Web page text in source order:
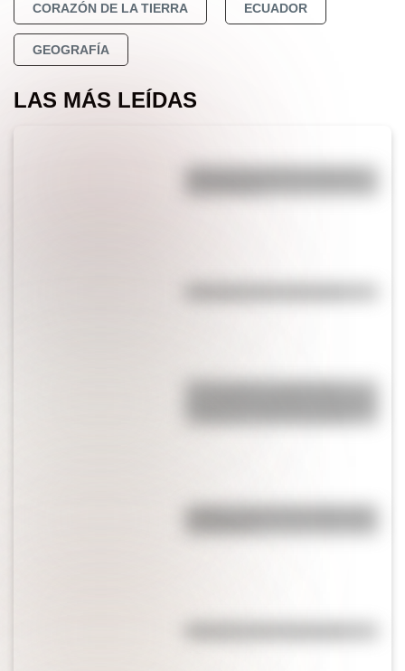
CORAZÓN DE LA TIERRA ECUADOR
GEOGRAFÍA
LAS MÁS LEÍDAS
¿Por qué los perros se ponen
17 de agosto: actividades y
y segundo ciclo de primaria
¿Sabías cómo fue la infancia de